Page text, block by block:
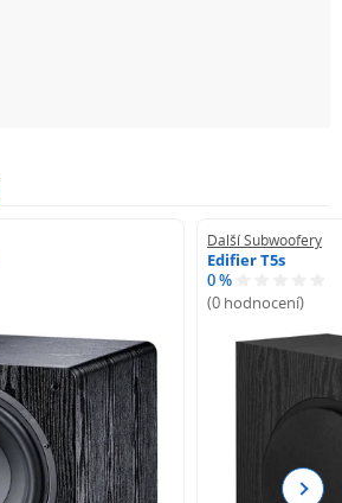
Další Subwoofery
Edifier T5s
0 %
(0 hodnocení)
Next